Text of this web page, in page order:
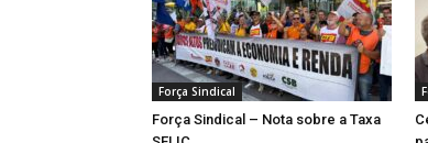
Força Sindical
Força Sindical – Nota sobre a Taxa